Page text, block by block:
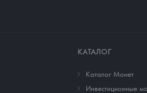
КАТАЛОГ
Каталог Монет
Инвестиционные